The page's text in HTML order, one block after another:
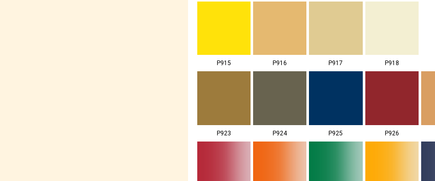
P915 P916 P917 P918
P923 P924 P925 P926